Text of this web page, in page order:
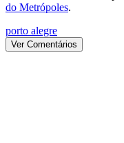
do Metrópoles.
porto alegre
Ver Comentários